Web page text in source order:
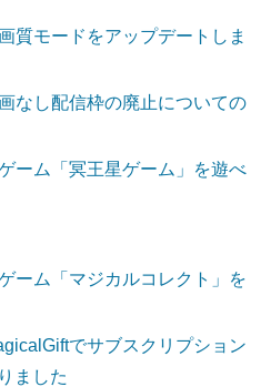
質モードをアップデートしま
なし配信枠の廃止についての
ーム「冥王星ゲーム」を遊べ
ーム「マジカルコレクト」を
でサブスクリプション
ました